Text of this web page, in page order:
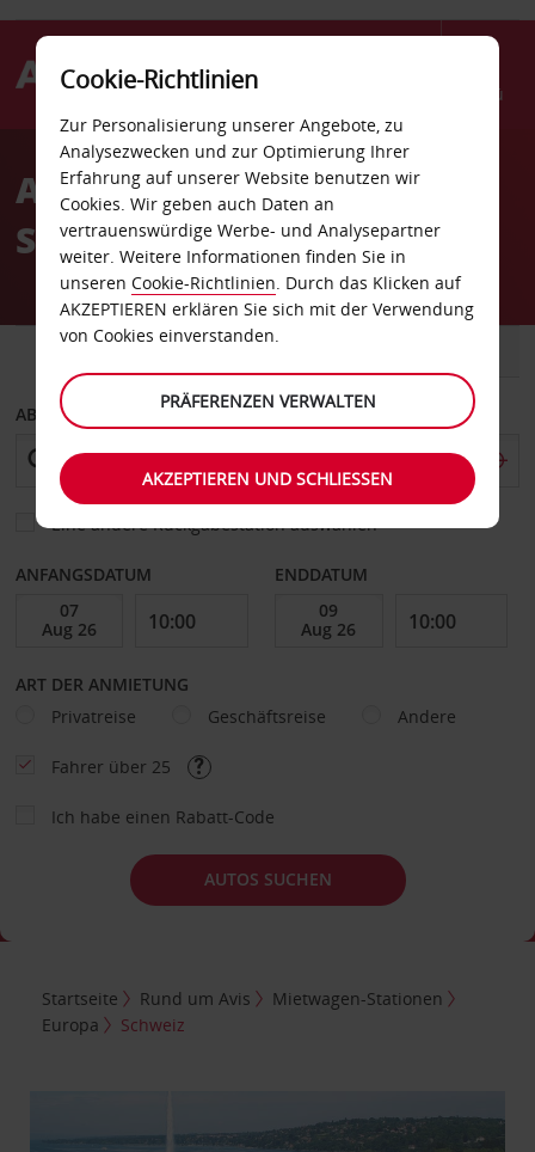
Menü
AvisAutovermietung in der
Schweiz
ABHOLEN VON
Eine andere Rückgabestation auswählen
ANFANGSDATUM ENDDATUM
ART DER ANMIETUNG
Privatreise
Geschäftsreise Andere
Fahrer über 25
Ich habe einen Rabatt-Code
AUTOS SUCHEN
Startseite Rund um Avis
Mietwagen-Stationen
Europa
Schweiz
Cookie-Richtlinien
Zur Personalisierung unserer Angebote, zu
Analysezwecken und zur Optimierung Ihrer
Erfahrung auf unserer Website benutzen wir
Cookies. Wir geben auch Daten an
vertrauenswürdige Werbe- und Analysepartner
weiter. Weitere Informationen finden Sie in
unseren Cookie-Richtlinien. Durch das Klicken auf
AKZEPTIEREN erklären Sie sich mit der Verwendung
von Cookies einverstanden.
PRÄFERENZEN VERWALTEN
AKZEPTIEREN UND SCHLIESSEN